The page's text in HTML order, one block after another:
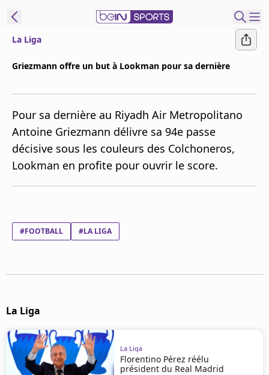
Replays
Podcasts
En Direct
Gérer les
Contactez nous
Grille TV
Mentions légales
Protection des données
Paramétrer mon consentement
La Liga
Griezmann offre un but à Lookman pour sa dernière
Pour sa dernière au Riyadh Air Metropolitano
Antoine Griezmann délivre sa 94e passe
décisive sous les couleurs des Colchoneros,
Lookman en profite pour ouvrir le score.
#FOOTBALL #LA LIGA
La Liga
La Liga
Florentino Pérez réélu
président du Real Madrid